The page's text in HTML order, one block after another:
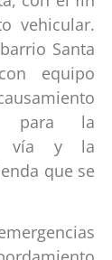
vehicular.
Santa
equipo
para la
vía y la
que se